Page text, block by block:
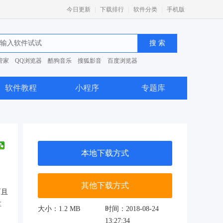
今日更新 下载排行 软件分类 手机版
家 QQ浏览器 酷狗音乐 搜狐影音
百度浏览器
软件教程 小程序 专题库
本地下载方式
其他下载方式
大小：1.2 MB
时间：2018-08-24
13:27:34